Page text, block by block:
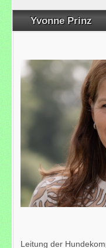
Yvonne Prinz
Leitung der